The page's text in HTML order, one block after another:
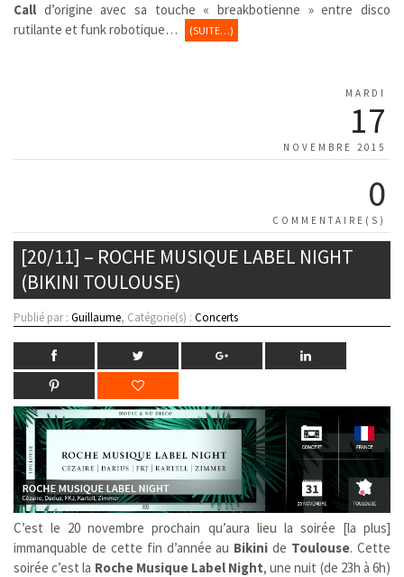
Call d’origine avec sa touche « breakbotienne » entre disco
rutilante et funk robotique…
(SUITE…)
MARDI
17
NOVEMBRE 2015
0
COMMENTAIRE(S)
[20/11] – ROCHE MUSIQUE LABEL NIGHT
(BIKINI TOULOUSE)
Publié par : Guillaume, Catégorie(s) : Concerts
C’est le 20 novembre prochain qu’aura lieu la soirée [la plus]
immanquable de cette fin d’année au Bikini de Toulouse. Cette
soirée c’est la Roche Musique Label Night, une nuit (de 23h à 6h)